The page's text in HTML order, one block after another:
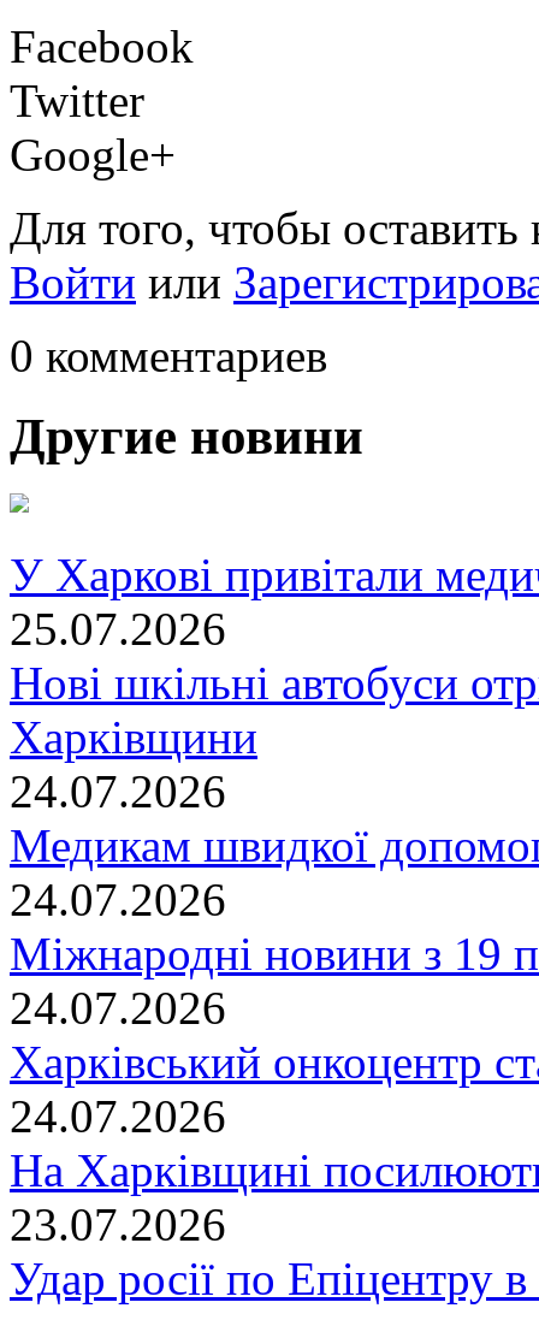
Facebook
Twitter
Google+
Для того, чтобы
Войти или
0 комментариев
Другие новини
У Харкові привітали
25.07.2026
Нові шкільні автобуси
Харківщини
24.07.2026
Медикам швидкої
24.07.2026
Міжнародні новини з 19
24.07.2026
Харківський онкоцентр
24.07.2026
На Харківщині
23.07.2026
Удар росії по Епіцентру